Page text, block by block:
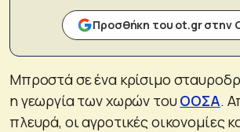
Προσθήκη του ot.gr στην
Μπροστά σε ένα κρίσιμο
η γεωργία των χωρών τουΟΟΣΑ.
πλευρά, οι αγροτικές οικονομίες